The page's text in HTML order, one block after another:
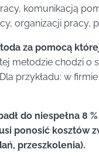
komunikacją
organizacji pracy,
za pomocą
metodzie chodzi o
przykładu: w
do niespełna 8
ponosić kosztów
przeszkolenia).